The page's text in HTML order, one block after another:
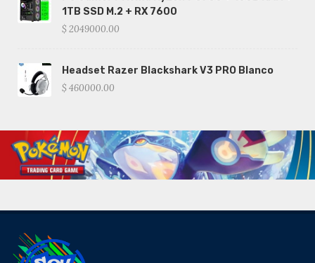
1TB SSD M.2 + RX 7600
$ 2049000.00
Headset Razer Blackshark V3 PRO Blanco
$ 460000.00